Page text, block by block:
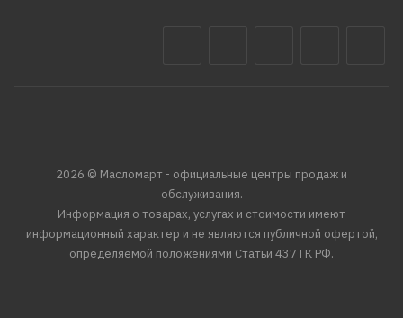
2026 © Масломарт - официальные центры продаж и
обслуживания.
Информация о товарах, услугах и стоимости имеют
информационный характер и не являются публичной офертой,
определяемой положениями Статьи 437 ГК РФ.